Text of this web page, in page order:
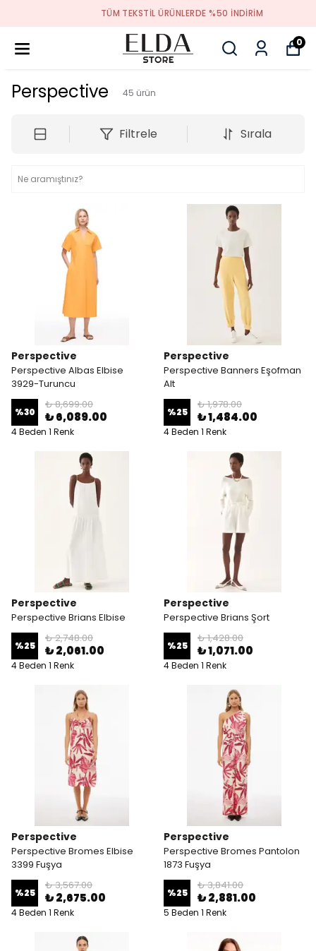
TÜM TEKSTIL ÜRÜNLERDE %50 INDIRIM
0
Perspective 45 ürün
Filtrele Sırala
Perspective
Perspective Albas Elbise
3929-Turuncu
%30
₺ 8,699.00
₺ 6,089.00
4 Beden 1 Renk
Perspective
Perspective Banners Eşofman
Alt
%25
₺ 1,978.00
₺ 1,484.00
4 Beden 1 Renk
Perspective
Perspective Brians Elbise
%25
₺ 2,748.00
₺ 2,061.00
4 Beden 1 Renk
Perspective
Perspective Brians Şort
%25
₺ 1,428.00
₺ 1,071.00
4 Beden 1 Renk
Perspective
Perspective Bromes Elbise
3399 Fuşya
%25
₺ 3,567.00
₺ 2,675.00
4 Beden 1 Renk
Perspective
Perspective Bromes Pantolon
1873 Fuşya
%25
₺ 3,841.00
₺ 2,881.00
5 Beden 1 Renk